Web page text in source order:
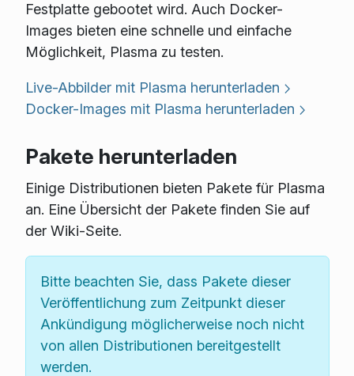
Festplatte gebootet wird. Auch Docker-
Images bieten eine schnelle und einfache
Möglichkeit, Plasma zu testen.
Live-Abbilder mit Plasma herunterladen
Docker-Images mit Plasma herunterladen
Pakete herunterladen
Einige Distributionen bieten Pakete für Plasma
an. Eine Übersicht der Pakete finden Sie auf
der Wiki-Seite.
Bitte beachten Sie, dass Pakete dieser
Veröffentlichung zum Zeitpunkt dieser
Ankündigung möglicherweise noch nicht
von allen Distributionen bereitgestellt
werden.